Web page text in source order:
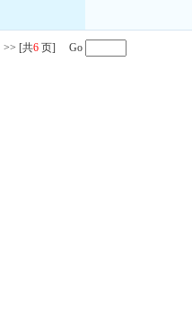
>> [共6 页] Go